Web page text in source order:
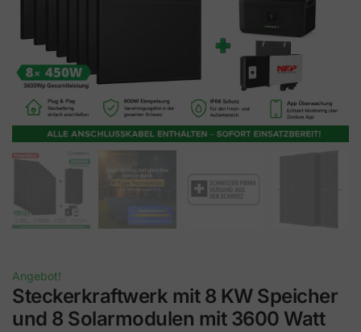
Angebot!
Steckerkraftwerk mit 8 KW Speicher
und 8 Solarmodulen mit 3600 Watt